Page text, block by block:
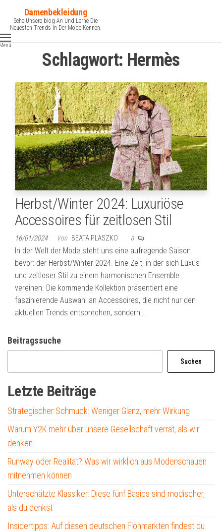
Inhalt
springen
Damenbekleidung
Sehe Unsere blog An Und Lerne Die
Neuesten Trends In Der Mode Kennen.
Schlagwort: Hermès
Herbst/Winter 2024: Luxuriöse
Accessoires für zeitlosen Stil
16/01/2024 Von BEATA PLASZKO 0
In der Welt der Mode steht uns eine aufregende Saison
bevor: der Herbst/Winter 2024. Eine Zeit, in der sich Luxus
und zeitloser Stil zu einem harmonischen Ensemble
vereinen. Die kommende Kollektion präsentiert eine
faszinierende Auswahl an Accessoires, die nicht nur den
aktuellen Trends entsprechen, sondern…
Beitragssuche
Suchen
Letzte Beiträge
Strategischer Schmuck: Weniger Glanz, mehr Wirkung
Warum Y2K mehr über unsere Gesellschaft verrät, als wir
denken
Runway oder Realität? Was wir wirklich aus Modenschauen
mitnehmen können
Unterschätzte Klassiker: Diese fünf Basics sind modischer,
als du denkst
Insidertipps: Auf diesen deutschen Flohmärkten findest du